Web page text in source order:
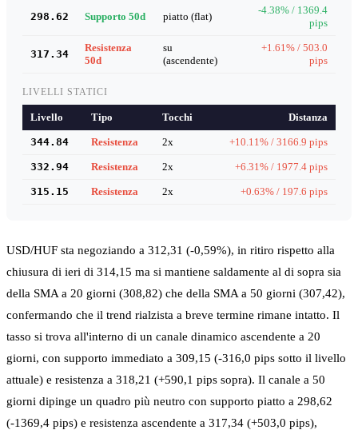
298.62 Supporto 50d piatto (flat)
-4.38% / 1369.4
pips
317.34
Resistenza
50d
su
(ascendente)
+1.61% / 503.0
pips
LIVELLI STATICI
Livello Tipo Tocchi Distanza
344.84 Resistenza 2x +10.11% / 3166.9 pips
332.94 Resistenza 2x +6.31% / 1977.4 pips
315.15 Resistenza 2x +0.63% / 197.6 pips
USD/HUF sta negoziando a 312,31 (-0,59%), in ritiro rispetto alla
chiusura di ieri di 314,15 ma si mantiene saldamente al di sopra sia
della SMA a 20 giorni (308,82) che della SMA a 50 giorni (307,42),
confermando che il trend rialzista a breve termine rimane intatto. Il
tasso si trova all'interno di un canale dinamico ascendente a 20
giorni, con supporto immediato a 309,15 (-316,0 pips sotto il livello
attuale) e resistenza a 318,21 (+590,1 pips sopra). Il canale a 50
giorni dipinge un quadro più neutro con supporto piatto a 298,62
(-1369,4 pips) e resistenza ascendente a 317,34 (+503,0 pips),